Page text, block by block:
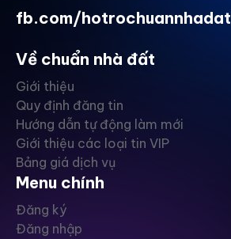
fb.com/hotrochuannhadat
Về chuẩn nhà đất
Giới thiệu
Quy định đăng tin
Hướng dẫn tự động làm mới
Giới thiệu các loại tin VIP
Bảng giá dịch vụ
Menu chính
Đăng ký
Đăng nhập